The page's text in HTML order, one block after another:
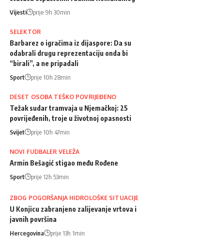
Vijesti prije 9h 30min
SELEKTOR
Barbarez o igračima iz dijaspore: Da su
odabrali drugu reprezentaciju onda bi
“birali”, a ne pripadali
Sport prije 10h 28min
DESET OSOBA TEŠKO POVRIJEĐENO
Težak sudar tramvaja u Njemačkoj: 25
povrijeđenih, troje u životnoj opasnosti
Svijet prije 10h 47min
NOVI FUDBALER VELEŽA
Armin Bešagić stigao među Rođene
Sport prije 12h 53min
ZBOG POGORŠANJA HIDROLOŠKE SITUACIJE
U Konjicu zabranjeno zalijevanje vrtova i
javnih površina
Hercegovina prije 13h 1min